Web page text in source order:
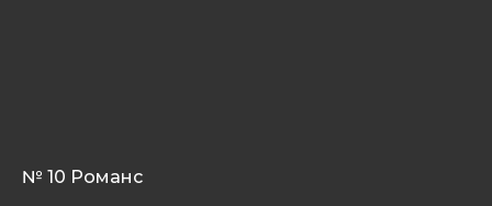
№ 10 Романс